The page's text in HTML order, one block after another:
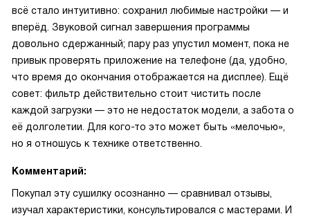
всё стало интуитивно: сохранил любимые настройки — и
вперёд. Звуковой сигнал завершения программы
довольно сдержанный; пару раз упустил момент, пока не
привык проверять приложение на телефоне (да, удобно,
что время до окончания отображается на дисплее). Ещё
совет: фильтр действительно стоит чистить после
каждой загрузки — это не недостаток модели, а забота о
её долголетии. Для кого-то это может быть «мелочью»,
но я отношусь к технике ответственно.
Комментарий:
Покупал эту сушилку осознанно — сравнивал отзывы,
изучал характеристики, консультировался с мастерами. И